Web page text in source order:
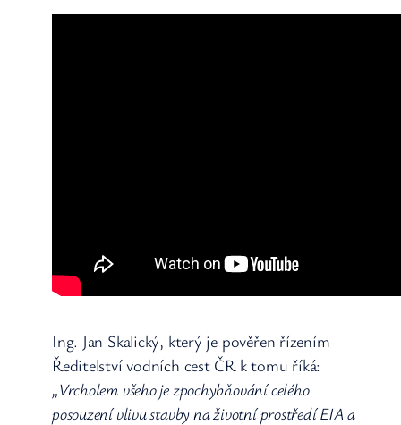
Ing. Jan Skalický, který je pověřen řízením
Ředitelství vodních cest ČR k tomu říká:
„Vrcholem všeho je zpochybňování celého
posouzení vlivu stavby na životní prostředí EIA a